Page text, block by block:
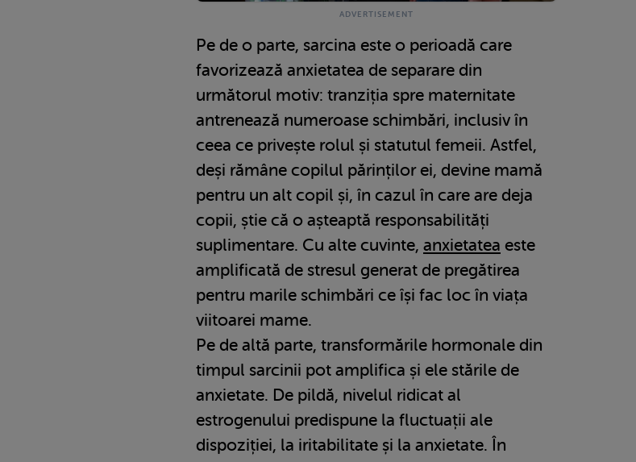
Pe de o parte, sarcina este o perioadă care
favorizează anxietatea de separare din
următorul motiv: tranziția spre maternitate
antrenează numeroase schimbări, inclusiv în
ceea ce privește rolul și statutul femeii. Astfel,
deși rămâne copilul părinților ei, devine mamă
pentru un alt copil și, în cazul în care are deja
copii, știe că o așteaptă responsabilități
suplimentare. Cu alte cuvinte, anxietatea este
amplificată de stresul generat de pregătirea
pentru marile schimbări ce își fac loc în viața
viitoarei mame.
Pe de altă parte, transformările hormonale din
timpul sarcinii pot amplifica și ele stările de
anxietate. De pildă, nivelul ridicat al
estrogenului predispune la fluctuații ale
dispoziției, la iritabilitate și la anxietate. În